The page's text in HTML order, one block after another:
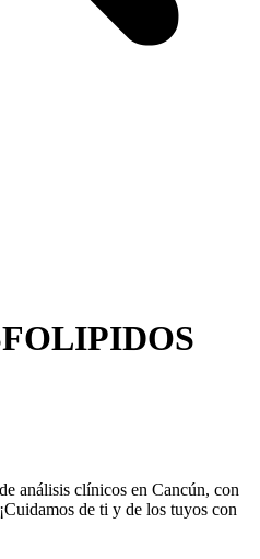
análisis clínicos en Cancún, con
de ti y de los tuyos con